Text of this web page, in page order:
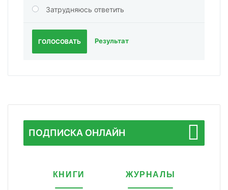
Затрудняюсь ответить
ГОЛОСОВАТЬ Результат
ПОДПИСКА ОНЛАЙН
КНИГИ ЖУРНАЛЫ